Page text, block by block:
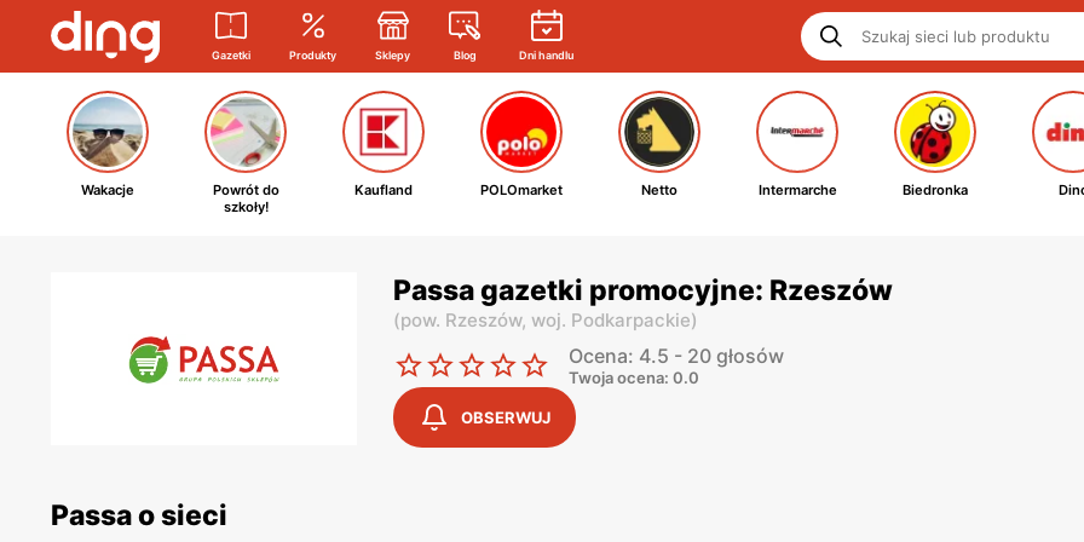
Gazetki Produkty Sklepy Blog Dni handlu
Wakacje
Powrót do
szkoły!
Kaufland POLOmarket Netto Intermarche Biedronka
Passa gazetki promocyjne: Rzeszów
(pow. Rzeszów, woj. Podkarpackie)
Ocena: 4.5 - 20 głosów
Twoja ocena: 0.0
OBSERWUJ
Passa o sieci